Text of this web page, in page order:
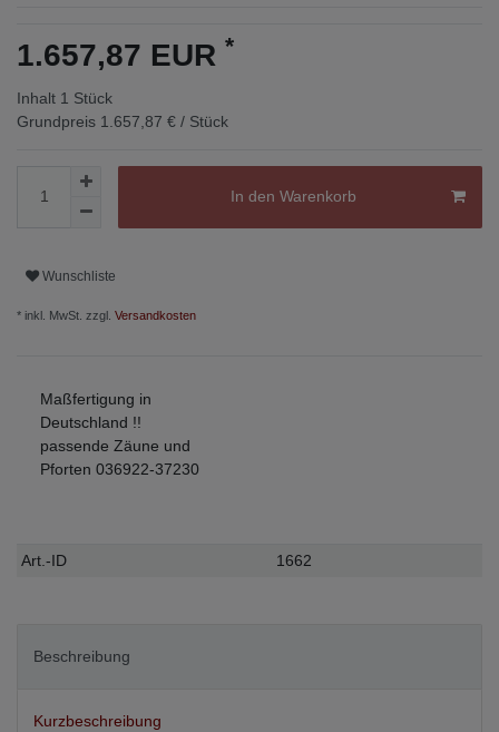
1.657,87 EUR *
Inhalt 1 Stück
Grundpreis 1.657,87 € / Stück
In den Warenkorb
Wunschliste
* inkl. MwSt. zzgl. Versandkosten
Maßfertigung in
Deutschland !!
passende Zäune und
Pforten 036922-37230
Technisches
Wert
Art.-ID 1662
Beschreibung
Kurzbeschreibung